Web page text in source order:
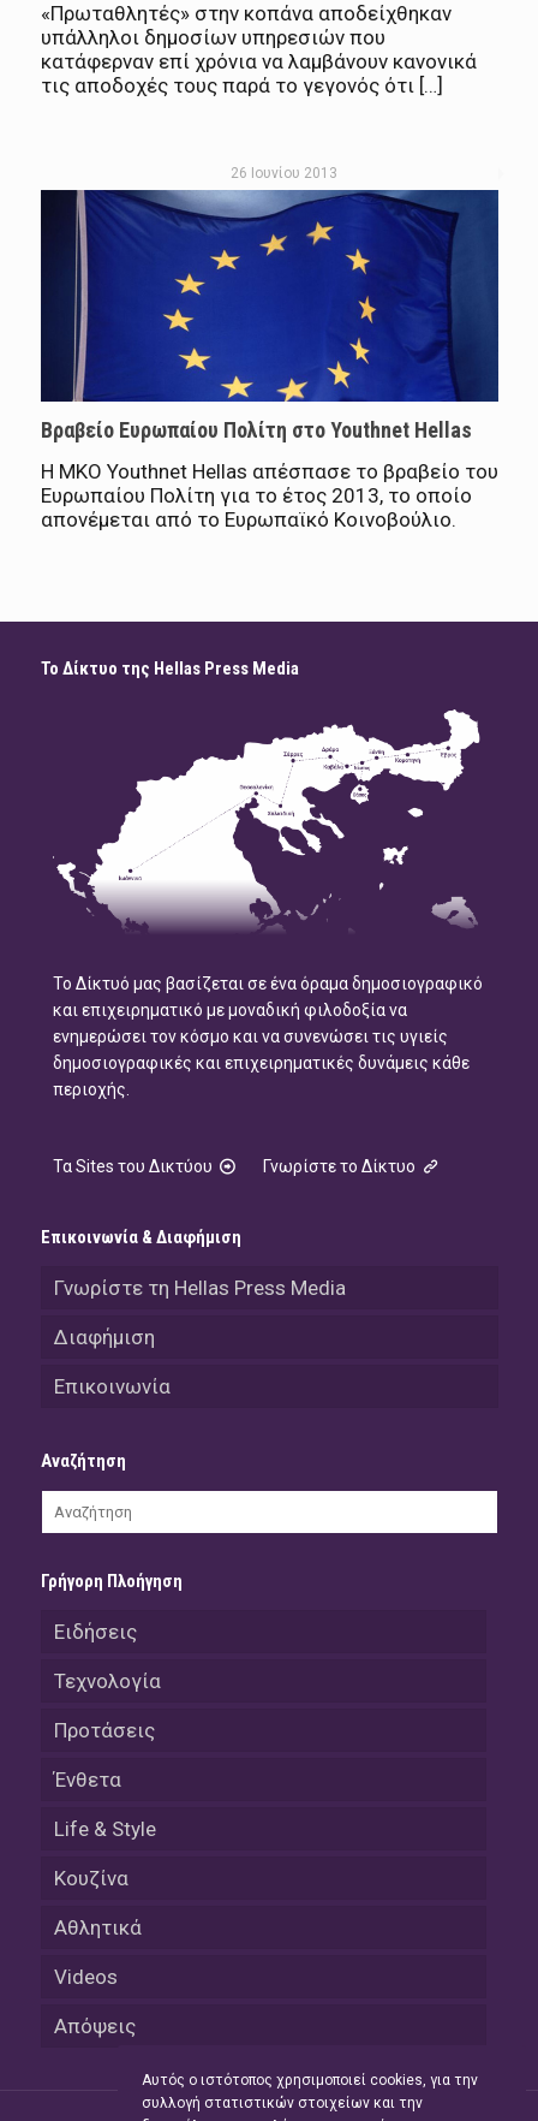
«Πρωταθλητές» στην κοπάνα αποδείχθηκαν
υπάλληλοι δημοσίων υπηρεσιών που
κατάφερναν επί χρόνια να λαμβάνουν κανονικά
τις αποδοχές τους παρά το γεγονός ότι […]
26 Ιουνίου 2013
Βραβείο Ευρωπαίου Πολίτη στο Youthnet Hellas
H MKO Youthnet Hellas απέσπασε το βραβείο του
Ευρωπαίου Πολίτη για το έτος 2013, το οποίο
απονέμεται από το Ευρωπαϊκό Κοινοβούλιο.
Το Δίκτυο της Hellas Press Media
Το Δίκτυό μας βασίζεται σε ένα όραμα δημοσιογραφικό
και επιχειρηματικό με μοναδική φιλοδοξία να
ενημερώσει τον κόσμο και να συνενώσει τις υγιείς
δημοσιογραφικές και επιχειρηματικές δυνάμεις κάθε
περιοχής.
Τα Sites του Δικτύου Γνωρίστε το Δίκτυο
Επικοινωνία & Διαφήμιση
Γνωρίστε τη Hellas Press Media
Διαφήμιση
Επικοινωνία
Αναζήτηση
Γρήγορη Πλοήγηση
Ειδήσεις
Τεχνολογία
Προτάσεις
Ένθετα
Life & Style
Κουζίνα
Αθλητικά
Videos
Απόψεις
Αυτός ο ιστότοπος χρησιμοποιεί cookies, για την
συλλογή στατιστικών στοιχείων και την